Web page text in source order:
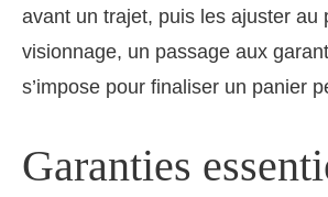
avant un trajet, puis les ajuster au
visionnage, un passage aux
s’impose pour finaliser un panier
Garanties